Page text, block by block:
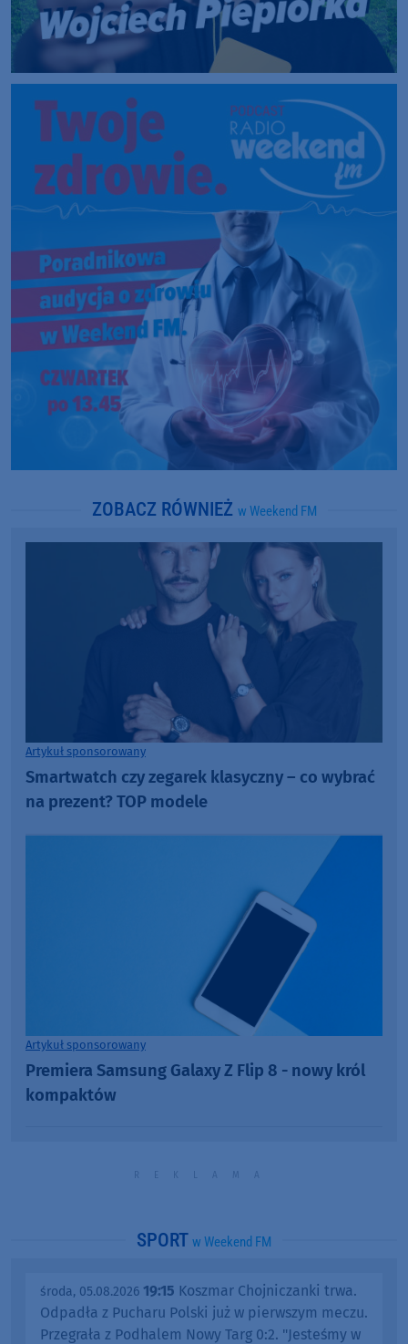
ZOBACZ RÓWNIEŻ w Weekend FM
Artykuł sponsorowany
Smartwatch czy zegarek klasyczny – co wybrać
na prezent? TOP modele
Artykuł sponsorowany
Premiera Samsung Galaxy Z Flip 8 - nowy król
kompaktów
SPORT w Weekend FM
środa, 05.08.2026 19:15 Koszmar Chojniczanki trwa.
Odpadła z Pucharu Polski już w pierwszym meczu.
Przegrała z Podhalem Nowy Targ 0:2. "Jesteśmy w